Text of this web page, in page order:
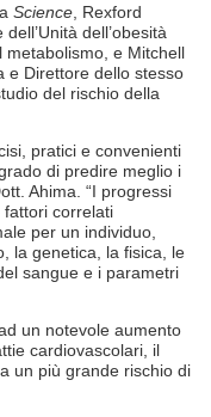
Science , Rexford
dell’obesità
metabolismo, e Mitchell
e Direttore dello stesso
del rischio della
pratici e convenienti
di predire meglio i
Ahima. “I progressi
fattori correlati
per un individuo,
la genetica, la fisica, le
sangue e i parametri
un notevole aumento
cardiovascolari, il
un più grande rischio di